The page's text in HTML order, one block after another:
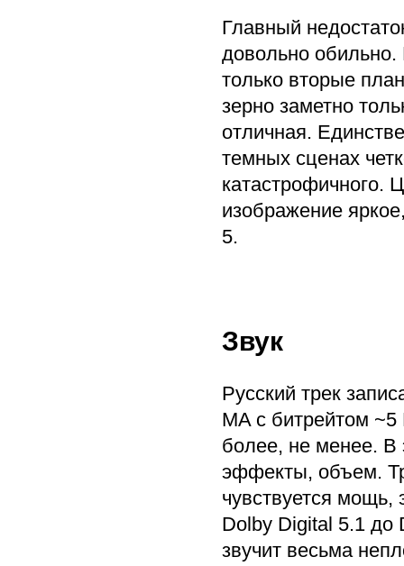
Главный
довольно обильно.
только вторые
зерно заметно
отличная.
темных сценах
катастрофичного.
изображение
5.
Звук
Русский трек
MA с битрейтом
более, не менее. В
эффекты, объем.
чувствуется мощь,
Dolby Digital 5.1 до
звучит весьма